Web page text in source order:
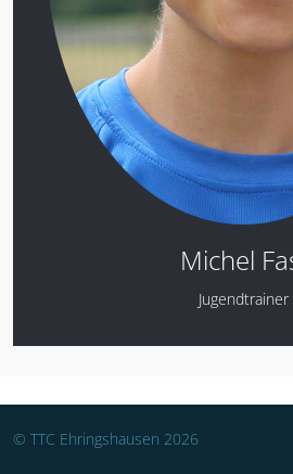
Michel
Jugendtrainer
© TTC Ehringshausen 2026